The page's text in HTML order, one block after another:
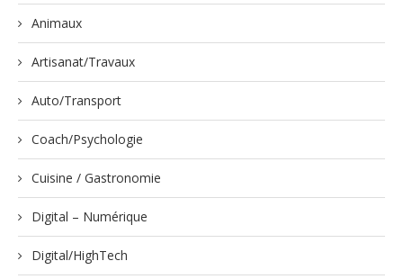
Animaux
Artisanat/Travaux
Auto/Transport
Coach/Psychologie
Cuisine / Gastronomie
Digital – Numérique
Digital/HighTech